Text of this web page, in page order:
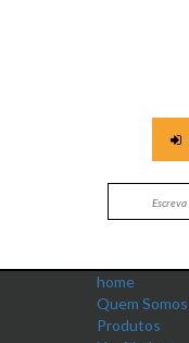
home
Quem Somos
Produtos